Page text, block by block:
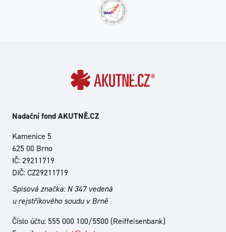
Nadační fond AKUTNĚ.CZ
Kamenice 5
625 00 Brno
IČ: 29211719
DIČ: CZ29211719
Spisová značka: N 347 vedená
u rejstříkového soudu v Brně
Číslo účtu: 555 000 100/5500 (Reiffeisenbank)